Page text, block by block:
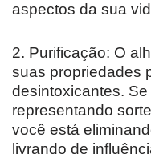
aspectos da sua
2. Purificação: O
suas propriedades
desintoxicantes.
representando
você está
livrando de